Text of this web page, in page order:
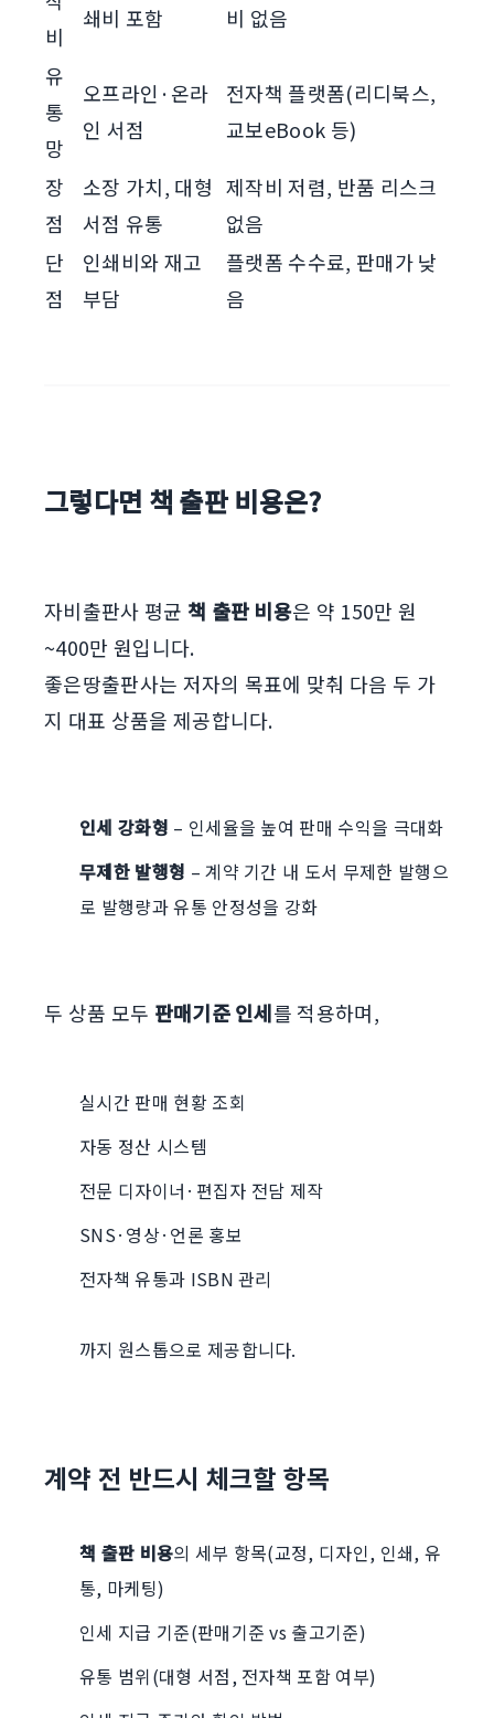
비
쇄비 포함
비 없음
유
통
망
오프라인·온라
인 서점
전자책 플랫폼(리디북스,
교보eBook 등)
장
점
소장 가치, 대형
서점 유통
제작비 저렴, 반품 리스크
없음
단
점
인쇄비와 재고
부담
플랫폼 수수료, 판매가 낮
음
그렇다면 책 출판 비용은?
자비출판사 평균 책 출판 비용은 약 150만 원
~400만 원입니다.
좋은땅출판사는 저자의 목표에 맞춰 다음 두 가
지 대표 상품을 제공합니다.
인세 강화형 – 인세율을 높여 판매 수익을 극대화
무제한 발행형 – 계약 기간 내 도서 무제한 발행으
로 발행량과 유통 안정성을 강화
두 상품 모두 판매기준 인세를 적용하며,
실시간 판매 현황 조회
자동 정산 시스템
전문 디자이너·편집자 전담 제작
SNS·영상·언론 홍보
전자책 유통과 ISBN 관리
까지 원스톱으로 제공합니다.
계약 전 반드시 체크할 항목
책 출판 비용의 세부 항목(교정, 디자인, 인쇄, 유
통, 마케팅)
인세 지급 기준(판매기준 vs 출고기준)
유통 범위(대형 서점, 전자책 포함 여부)